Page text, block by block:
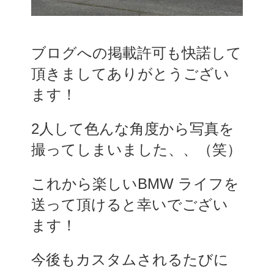
ブログへの掲載許可も快諾して
頂きましてありがとうござい
ます！
2人して色んな角度から写真を
撮ってしまいました、、（笑）
これから楽しいBMW ライフを
送って頂けると幸いでござい
ます！
今後もカスタムされるたびに